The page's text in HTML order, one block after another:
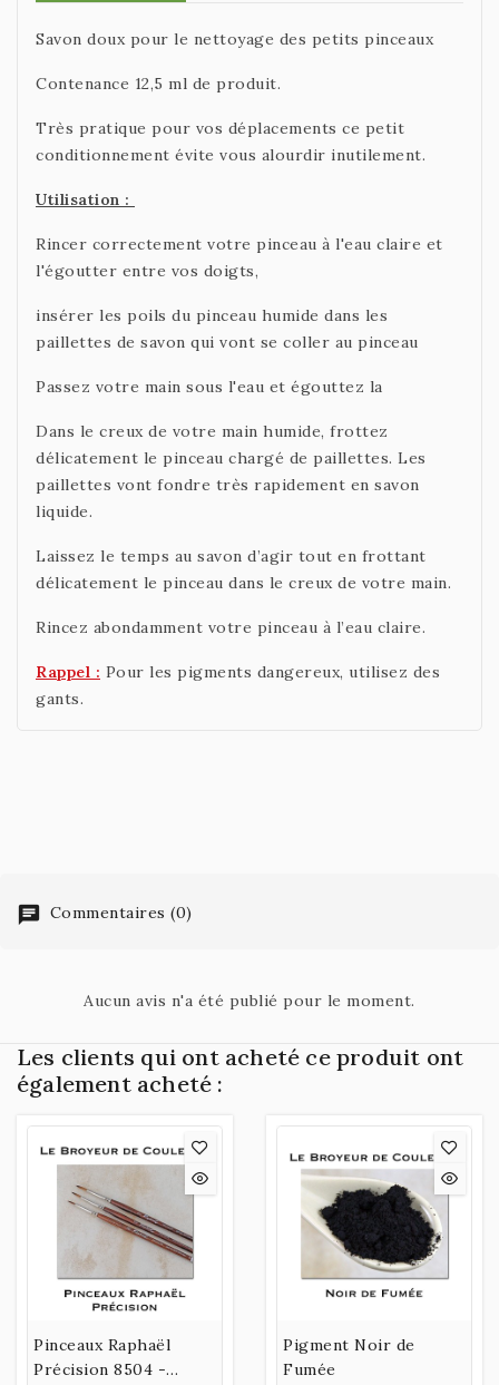
Savon doux pour le nettoyage des petits pinceaux
Contenance 12,5 ml de produit.
Très pratique pour vos déplacements ce petit
conditionnement évite vous alourdir inutilement.
Utilisation :
Rincer correctement votre pinceau à l'eau claire et
l'égoutter entre vos doigts,
insérer les poils du pinceau humide dans les
paillettes de savon qui vont se coller au pinceau
Passez votre main sous l'eau et égouttez la
Dans le creux de votre main humide, frottez
délicatement le pinceau chargé de paillettes. Les
paillettes vont fondre très rapidement en savon
liquide.
Laissez le temps au savon d’agir tout en frottant
délicatement le pinceau dans le creux de votre main.
Rincez abondamment votre pinceau à l’eau claire.
Rappel : Pour les pigments dangereux, utilisez des
gants.
Commentaires (0)
Aucun avis n'a été publié pour le moment.
Les clients qui ont acheté ce produit ont
également acheté :
Pinceaux Raphaël
Précision 8504 -
Pigment Noir de
Fumée